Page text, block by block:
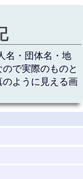
名・団体名・地
で実際のものと
ように見える画